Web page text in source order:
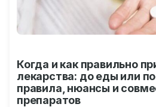
Когда и как правильно
лекарства: до еды или
правила, нюансы и
препаратов